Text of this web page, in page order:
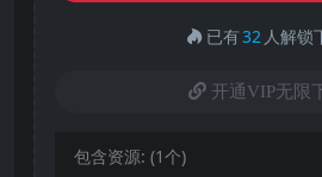
已有32 人解锁
开通VIP无限
包含资源: (1个)